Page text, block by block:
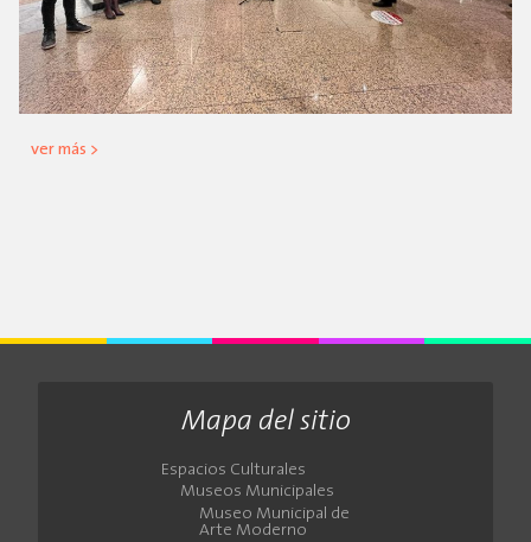
ver más >
Mapa del sitio
Espacios Culturales
Museos Municipales
Museo Municipal de
Arte Moderno